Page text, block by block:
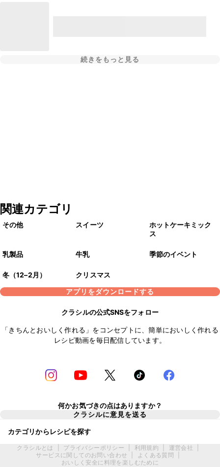
続きをもっと見る
関連カテゴリ
その他 スイーツ
ホットケーキミック
ス
乳製品 牛乳 季節のイベント
冬（12–2月）
クリスマス
アプリをダウンロードする
クラシルの公式SNSをフォロー
「きちんとおいしく作れる」をコンセプトに、簡単においしく作れる
レシピ動画を毎日配信しています。
何かお気づきの点はありますか？
クラシルに意見を送る
カテゴリからレシピを探す
クラシルとは プライバシーポリシー 利用規約 運営会社
サービスに関してのお問い合わせ
よくある質問
おいしく安全に料理を楽しむために